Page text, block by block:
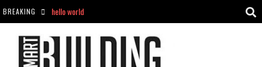
BREAKING hello world
hello world